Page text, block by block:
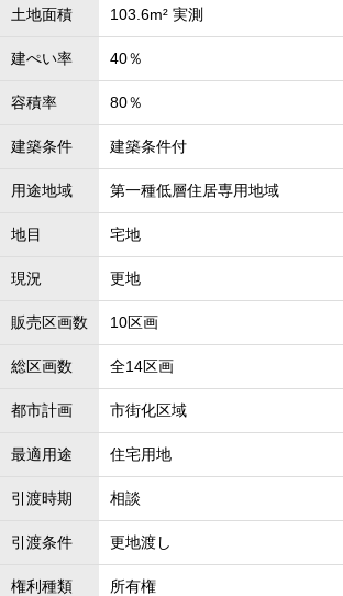
土地面積 103.6m² 実測
建ぺい率 40％
容積率 80％
建築条件 建築条件付
用途地域 第一種低層住居専用地域
地目 宅地
現況 更地
販売区画数 10区画
総区画数 全14区画
都市計画 市街化区域
最適用途 住宅用地
引渡時期 相談
引渡条件 更地渡し
権利種類 所有権